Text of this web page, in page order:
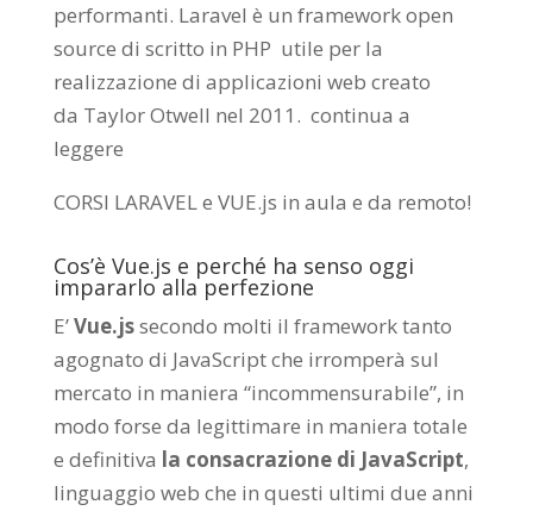
performanti. Laravel è un framework open
source di scritto in PHP utile per la
realizzazione di applicazioni web creato
da Taylor Otwell nel 2011. continua a
leggere
CORSI LARAVEL e VUE.js in aula e da remoto!
Cos’è Vue.js e perché ha senso oggi
impararlo alla perfezione
E’Vue.jssecondo molti il framework tanto
agognato di JavaScript che irromperà sul
mercato in maniera “incommensurabile”, in
modo forse da legittimare in maniera totale
e definitiva la consacrazione di JavaScript,
linguaggio web che in questi ultimi due anni